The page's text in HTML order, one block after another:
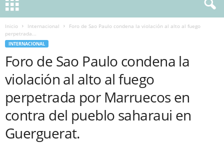
Inicio Internacional
Foro de Sao Paulo condena la violación al alto al fuego
perpetrada...
INTERNACIONAL
Foro de Sao Paulo condena la
violación al alto al fuego
perpetrada por Marruecos en
contra del pueblo saharaui en
Guerguerat.